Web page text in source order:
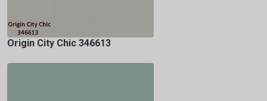
Origin City Chic 346613